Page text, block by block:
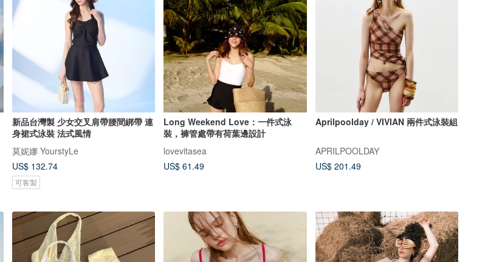
新品台灣製 少女交叉肩帶腰間綁帶 連
身裙式泳裝 法式風情
莫妮娜 YourstyLe
US$ 132.74
可客製
Long Weekend Love：一件式泳
裝，褲管處帶有荷葉邊設計
lovevitasea
US$ 61.49
Aprilpoolday / VIVIAN 兩件式泳裝組
APRILPOOLDAY
US$ 201.49